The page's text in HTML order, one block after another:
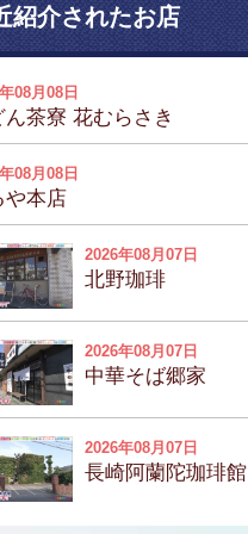
紹介されたお店
08月08日
ん茶寮 花むらさき
08月08日
や本店
2026年08月07日
北野珈琲
2026年08月07日
中華そば郷家
2026年08月07日
長崎阿蘭陀珈琲館